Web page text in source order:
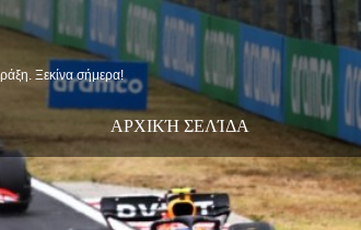
Ξεκίνα σήμερα!
ΑΡΧΙΚΉ ΣΕΛΊΔΑ